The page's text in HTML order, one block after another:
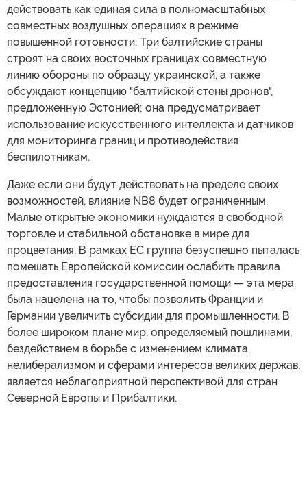
действовать как единая сила в полномасштабных
совместных воздушных операциях в режиме
повышенной готовности. Три балтийские страны
строят на своих восточных границах совместную
линию обороны по образцу украинской, а также
обсуждают концепцию "балтийской стены дронов",
предложенную Эстонией; она предусматривает
использование искусственного интеллекта и датчиков
для мониторинга границ и противодействия
беспилотникам.
Даже если они будут действовать на пределе своих
возможностей, влияние NB8 будет ограниченным.
Малые открытые экономики нуждаются в свободной
торговле и стабильной обстановке в мире для
процветания. В рамках ЕС группа безуспешно пыталась
помешать Европейской комиссии ослабить правила
предоставления государственной помощи — эта мера
была нацелена на то, чтобы позволить Франции и
Германии увеличить субсидии для промышленности. В
более широком плане мир, определяемый пошлинами,
бездействием в борьбе с изменением климата,
нелиберализмом и сферами интересов великих держав,
является неблагоприятной перспективой для стран
Северной Европы и Прибалтики.